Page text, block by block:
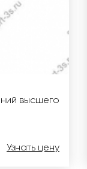
высшего
Узнать цену